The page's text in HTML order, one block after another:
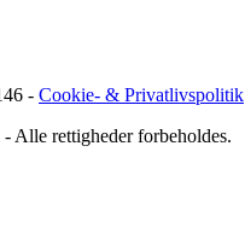
- Cookie- & Privatlivspolitik
Alle rettigheder forbeholdes.